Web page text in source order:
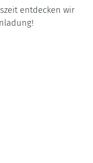
entdecken wir